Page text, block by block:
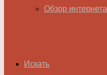
Обзор интернета
Искать